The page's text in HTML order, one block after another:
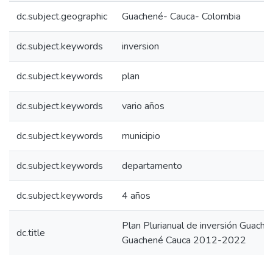
dc.subject.geographic Guachené- Cauca- Colombia
dc.subject.keywords inversion
dc.subject.keywords plan
dc.subject.keywords vario años
dc.subject.keywords municipio
dc.subject.keywords departamento
dc.subject.keywords 4 años
dc.title
Plan Plurianual de inversión
Guachené Cauca 2012-2022